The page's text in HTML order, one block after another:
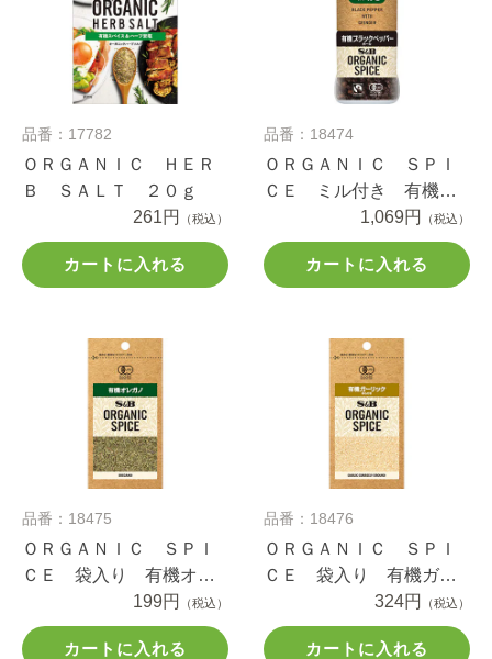
品番：17782
ＯＲＧＡＮＩＣ ＨＥＲ
Ｂ ＳＡＬＴ ２０ｇ
261円
（税込）
カートに入れる
品番：18474
ＯＲＧＡＮＩＣ ＳＰＩ
ＣＥ ミル付き 有機ブ
ラックペッパー １９.５
ｇ
1,069円 （税込）
カートに入れる
品番：18475
ＯＲＧＡＮＩＣ ＳＰＩ
ＣＥ 袋入り 有機オレ
199円 （税込）
カートに入れる
品番：18476
ＯＲＧＡＮＩＣ ＳＰＩ
ＣＥ 袋入り 有機ガー
リック（あらびき） １
８.６ｇ
324円 （税込）
カートに入れる